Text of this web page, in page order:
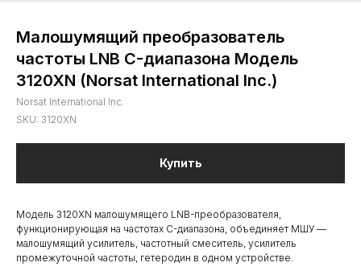
Малошумящий преобразователь
частоты LNB C-диапазона Модель
3120XN (Norsat International Inc.)
Norsat International Inc.
SKU: 3120XN
Купить
Модель 3120XN малошумящего LNB-преобразователя,
функционирующая на частотах C-диапазона, объединяет МШУ —
малошумящий усилитель, частотный смеситель, усилитель
промежуточной частоты, гетеродин в одном устройстве.